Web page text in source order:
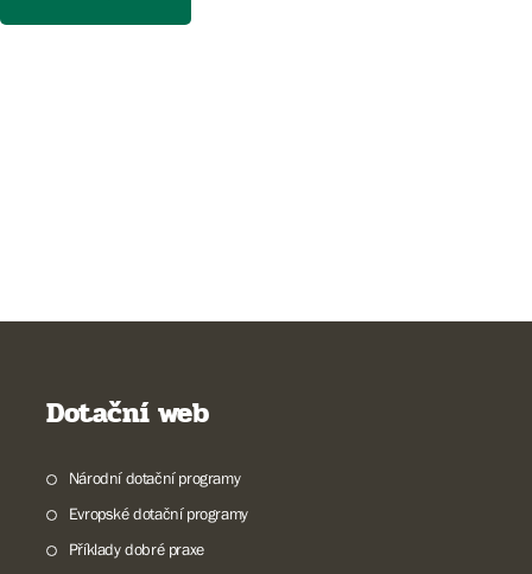
Dotační web
Národní dotační programy
Evropské dotační programy
Příklady dobré praxe